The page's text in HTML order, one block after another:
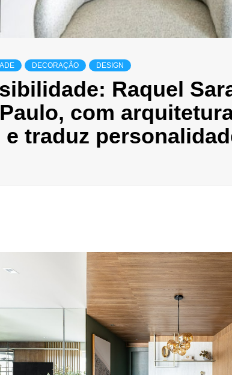
DECORAÇÃO DESIGN
Raquel
com
traduz